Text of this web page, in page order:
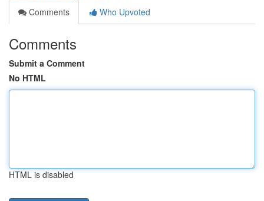
Comments
Who Upvoted
Comments
Submit a Comment
No HTML
HTML is disabled